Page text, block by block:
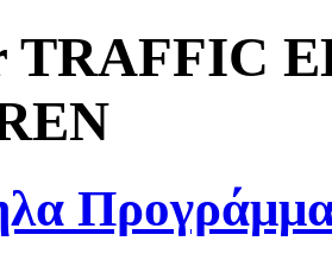
TRAFFIC